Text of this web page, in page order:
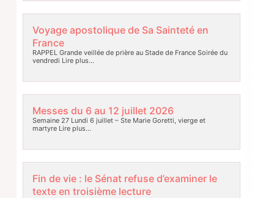
Voyage apostolique de Sa Sainteté en
France
RAPPEL Grande veillée de prière au Stade de France Soirée du
vendredi Lire plus…
Messes du 6 au 12 juillet 2026
Semaine 27 Lundi 6 juillet – Ste Marie Goretti, vierge et
martyreLire plus…
Fin de vie : le Sénat refuse d’examiner le
texte en troisième lecture